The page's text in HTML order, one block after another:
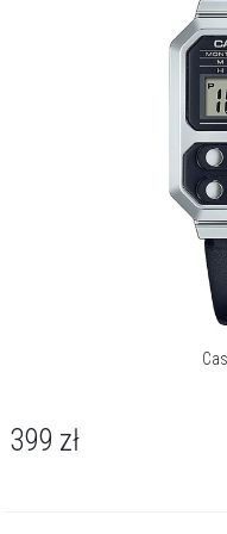
nadgarstku ikonę popkultury.
Casio Vintage wyróżnia się
technologią. Modele unisex
wykończeniach przyciągają
klasycznymi tarczami, które
Zegarki oferują funkcje takie
automatyczny kalendarz,
dziesięcioleci. To
praktyczne rozwiązania w
CASIO VINTAGE
399 zł